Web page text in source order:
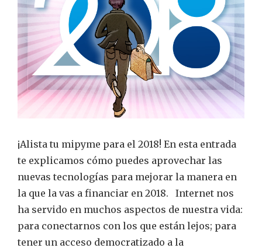
la
financiación
de
tu
mipyme
en
el
2018?
¡Alista tu mipyme para el 2018! En esta entrada
te explicamos cómo puedes aprovechar las
nuevas tecnologías para mejorar la manera en
la que la vas a financiar en 2018. Internet nos
ha servido en muchos aspectos de nuestra vida:
para conectarnos con los que están lejos; para
tener un acceso democratizado a la